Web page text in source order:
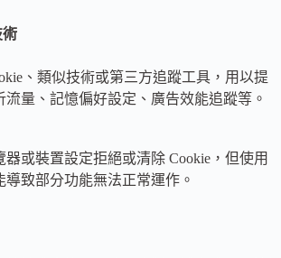
術
、類似技術或第三方追蹤工具，用以提
流量、記憶偏好設定、廣告效能追蹤等。
器或裝置設定拒絕或清除 Cookie，但使用
致部分功能無法正常運作。